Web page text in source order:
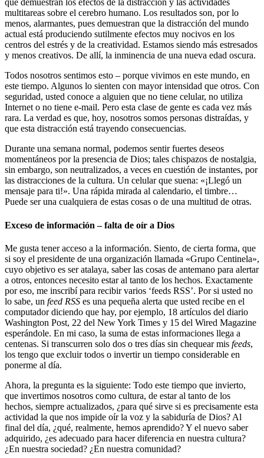
que demuestran los efectos de la distracción y las actividades
multitareas sobre el cerebro humano. Los resultados son, por lo
menos, alarmantes, pues demuestran que la distracción del mundo
actual está produciendo sutilmente efectos muy nocivos en los
centros del estrés y de la creatividad. Estamos siendo más estresados
y menos creativos. De allí, la inminencia de una nueva edad oscura.
Todos nosotros sentimos esto – porque vivimos en este mundo, en
este tiempo. Algunos lo sienten con mayor intensidad que otros. Con
seguridad, usted conoce a alguien que no tiene celular, no utiliza
Internet o no tiene e-mail. Pero esta clase de gente es cada vez más
rara. La verdad es que, hoy, nosotros somos personas distraídas, y
que esta distracción está trayendo consecuencias.
Durante una semana normal, podemos sentir fuertes deseos
momentáneos por la presencia de Dios; tales chispazos de nostalgia,
sin embargo, son neutralizados, a veces en cuestión de instantes, por
las distracciones de la cultura. Un celular que suena: «¡Llegó un
mensaje para ti!». Una rápida mirada al calendario, el timbre…
Puede ser una cualquiera de estas cosas o de una multitud de otras.
Exceso de información – falta de oír a Dios
Me gusta tener acceso a la información. Siento, de cierta forma, que
si soy el presidente de una organización llamada «Grupo Centinela»,
cuyo objetivo es ser atalaya, saber las cosas de antemano para alertar
a otros, entonces necesito estar al tanto de los hechos. Exactamente
por eso, me inscribí para recibir varios ‘feeds RSS’. Por si usted no
lo sabe, un feed RSS es una pequeña alerta que usted recibe en el
computador diciendo que hay, por ejemplo, 18 artículos del diario
Washington Post, 22 del New York Times y 15 del Wired Magazine
esperándole. En mi caso, la suma de estas informaciones llega a
centenas. Si transcurren solo dos o tres días sin chequear mis feeds,
los tengo que excluir todos o invertir un tiempo considerable en
ponerme al día.
Ahora, la pregunta es la siguiente: Todo este tiempo que invierto,
que invertimos nosotros como cultura, de estar al tanto de los
hechos, siempre actualizados, ¿para qué sirve si es precisamente esta
actividad la que nos impide oír la voz y la sabiduría de Dios? Al
final del día, ¿qué, realmente, hemos aprendido? Y el nuevo saber
adquirido, ¿es adecuado para hacer diferencia en nuestra cultura?
¿En nuestra sociedad? ¿En nuestra comunidad?